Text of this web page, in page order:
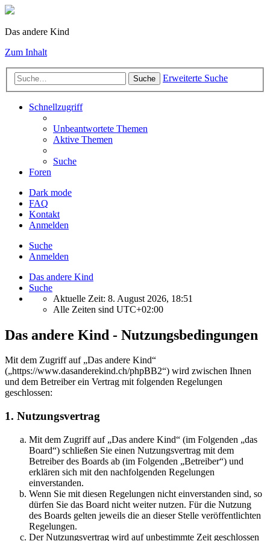
Das andere Kind
Zum Inhalt
Suche Erweiterte Suche
Schnellzugriff
Unbeantwortete Themen
Aktive Themen
Suche
Foren
Dark mode
FAQ
Kontakt
Anmelden
Suche
Anmelden
Das andere Kind
Suche
Aktuelle Zeit: 8. August 2026, 18:51
Alle Zeiten sind UTC+02:00
Das andere Kind - Nutzungsbedingungen
Mit dem Zugriff auf „Das andere Kind“
(„https://www.dasanderekind.ch/phpBB2“) wird zwischen Ihnen
und dem Betreiber ein Vertrag mit folgenden Regelungen
geschlossen:
1. Nutzungsvertrag
Mit dem Zugriff auf „Das andere Kind“ (im Folgenden „das
Board“) schließen Sie einen Nutzungsvertrag mit dem
Betreiber des Boards ab (im Folgenden „Betreiber“) und
erklären sich mit den nachfolgenden Regelungen
einverstanden.
Wenn Sie mit diesen Regelungen nicht einverstanden sind, so
dürfen Sie das Board nicht weiter nutzen. Für die Nutzung
des Boards gelten jeweils die an dieser Stelle veröffentlichten
Regelungen.
Der Nutzungsvertrag wird auf unbestimmte Zeit geschlossen